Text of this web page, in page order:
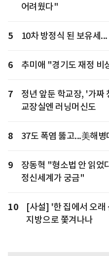
어려웠다"
5 10차 방정식 된 보유세
6 추미애 "경기도 재정 비
7
정년 앞둔 학교장, '가
교장실엔 러닝머신도
8 37도 폭염 뚫고...美해병
9
장동혁 "형소법 안 읽었
정신세계가 궁금"
10
[사설] '한 집에서 오래
지방으로 쫓겨나나